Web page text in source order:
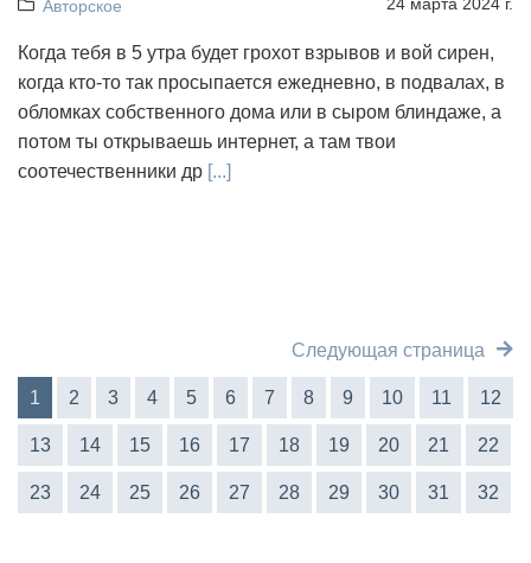
Авторское
Когда тебя в 5 утра будет грохот взрывов и вой сирен,
когда кто-то так просыпается ежедневно, в подвалах, в
обломках собственного дома или в сыром блиндаже, а
потом ты открываешь интернет, а там твои
соотечественники др [...]
Следующая страница
1 2 3 4 5 6 7 8 9 10 11 12
13 14 15 16 17 18 19 20 21 22
23 24 25 26 27 28 29 30 31 32